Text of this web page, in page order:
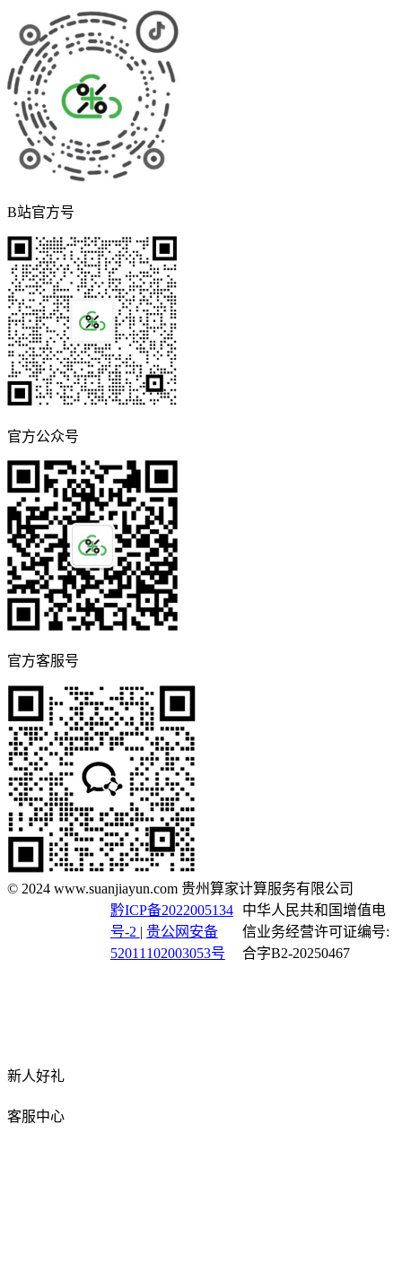
B站官方号
官方公众号
官方客服号
© 2024 www.suanjiayun.com 贵州算家计算服务有限公司
黔ICP备2022005134
号-2 | 贵公网安备
52011102003053号
中华人民共和国增值电
信业务经营许可证编号:
合字B2-20250467
新人好礼
客服中心